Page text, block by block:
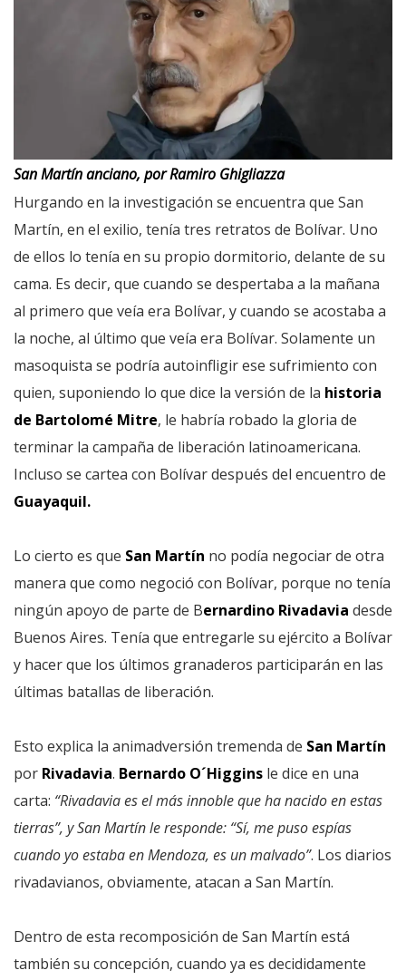
San Martín anciano, por Ramiro Ghigliazza
Hurgando en la investigación se encuentra que San
Martín, en el exilio, tenía tres retratos de Bolívar. Uno
de ellos lo tenía en su propio dormitorio, delante de su
cama. Es decir, que cuando se despertaba a la mañana
al primero que veía era Bolívar, y cuando se acostaba a
la noche, al último que veía era Bolívar. Solamente un
masoquista se podría autoinfligir ese sufrimiento con
quien, suponiendo lo que dice la versión de la historia
de Bartolomé Mitre, le habría robado la gloria de
terminar la campaña de liberación latinoamericana.
Incluso se cartea con Bolívar después del encuentro de
Guayaquil.
Lo cierto es que San Martín no podía negociar de otra
manera que como negoció con Bolívar, porque no tenía
ningún apoyo de parte de Bernardino Rivadavia desde
Buenos Aires. Tenía que entregarle su ejército a Bolívar
y hacer que los últimos granaderos participarán en las
últimas batallas de liberación.
Esto explica la animadversión tremenda de San Martín
por Rivadavia. Bernardo O´Higgins le dice en una
carta: “Rivadavia es el más innoble que ha nacido en estas
tierras”, y San Martín le responde: “Sí, me puso espías
cuando yo estaba en Mendoza, es un malvado”. Los diarios
rivadavianos, obviamente, atacan a San Martín.
Dentro de esta recomposición de San Martín está
también su concepción, cuando ya es decididamente